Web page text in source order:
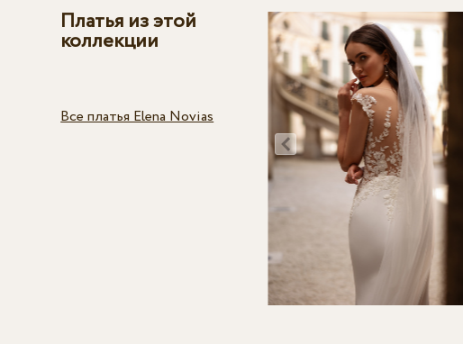
Платья из этой
коллекции
Все платья Elena Novias